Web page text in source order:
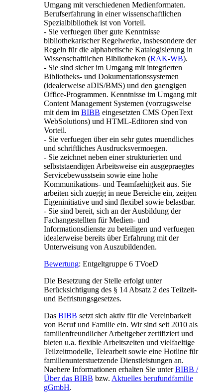
Umgang mit verschiedenen Medienformaten.
Berufserfahrung in einer wissenschaftlichen
Spezialbibliothek ist von Vorteil.
- Sie verfuegen über gute Kenntnisse
bibliothekarischer Regelwerke, insbesondere der
Regeln für die alphabetische Katalogisierung in
Wissenschaftlichen Bibliotheken (RAK-WB).
- Sie sind sicher im Umgang mit integrierten
Bibliotheks- und Dokumentationssystemen
(idealerweise aDIS/BMS) und den gaengigen
Office-Programmen. Kenntnisse im Umgang mit
Content Management Systemen (vorzugsweise
mit dem im BIBB eingesetzten CMS OpenText
WebSolutions) und HTML-Editoren sind von
Vorteil.
- Sie verfuegen über ein sehr gutes muendliches
und schriftliches Ausdrucksvermoegen.
- Sie zeichnet neben einer strukturierten und
selbststaendigen Arbeitsweise ein ausgepraegtes
Servicebewusstsein sowie eine hohe
Kommunikations- und Teamfaehigkeit aus. Sie
arbeiten sich zuegig in neue Bereiche ein, zeigen
Eigeninitiative und sind flexibel sowie belastbar.
- Sie sind bereit, sich an der Ausbildung der
Fachangestellten für Medien- und
Informationsdienste zu beteiligen und verfuegen
idealerweise bereits über Erfahrung mit der
Unterweisung von Auszubildenden.
Bewertung: Entgeltgruppe 6 TVoeD
Die Besetzung der Stelle erfolgt unter
Berücksichtigung des § 14 Absatz 2 des Teilzeit-
und Befristungsgesetzes.
Das BIBB setzt sich aktiv für die Vereinbarkeit
von Beruf und Familie ein. Wir sind seit 2010 als
familienfreundlicher Arbeitgeber zertifiziert und
bieten u.a. flexible Arbeitszeiten und vielfaeltige
Teilzeitmodelle, Telearbeit sowie eine Hotline für
familienunterstuetzende Dienstleistungen an.
Naehere Informationen erhalten Sie unterBIBB /
Über das BIBB bzw. Aktuelles berufundfamilie
gGmbH.